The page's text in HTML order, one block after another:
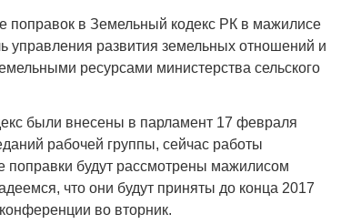
поправок в Земельный кодекс РК в мажилисе
управления развития земельных отношений и
ресурсами министерства сельского
были внесены в парламент 17 февраля
рабочей группы, сейчас работы
поправки будут рассмотрены мажилисом
что они будут приняты до конца 2017
во вторник.
29972
Дарига не ждёт конфискации.
Авиакомпании сравнили с
мошенниками
30.10.2024 14:00 28888